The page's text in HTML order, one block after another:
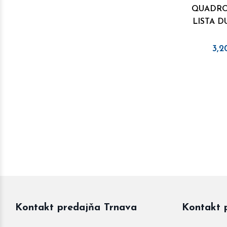
LISTA
Kontakt predajňa Trnava Kontakt